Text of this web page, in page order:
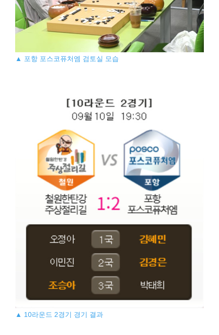
▲ 포항 포스코퓨처엠 검토실 모습
▲ 10라운드 2경기 경기 결과